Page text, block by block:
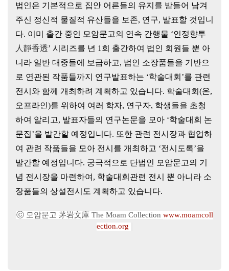
법인은 기본적으로 집안 어른들의 유지를 받들어 남겨
주신 정신적 물질적 유산들을 보존, 연구, 발표할 것입니
다. 이미 출간 중인 모암문고의 연속 간행물 ‘인정향투
人靜香透’ 시리즈를 년 1회 출간하여 법인 회원들 뿐 아
니라 일반 대중들에 보급하고, 법인 소장품들을 기반으
로 연관된 작품들까지 연구발표하는 ‘학술대회’를 관련
전시와 함께 개최하려 계획하고 있습니다. 학술대회(온,
오프라인)를 위하여 여러 학자, 연구자, 학생들을 초청
하여 알리고, 발표자들의 연구논문을 모아 ‘학술대회 논
문집’을 발간할 예정입니다. 또한 관련 전시장과 협업하
여 관련 작품들을 모아 전시를 개최하고 ‘전시도록’을
발간할 예정입니다. 궁극적으로 단법인 모암문고의 기
념 전시장을 마련하여, 학술대회관련 전시 뿐 아니라 소
장품들의 상설전시도 계획하고 있습니다.
ⓒ 모암문고 茅岩文庫 The Moam Collection www.moamcoll
ection.org